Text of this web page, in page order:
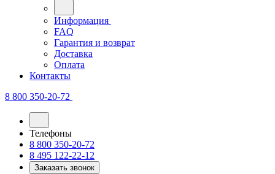
Информация
FAQ
Гарантия и возврат
Доставка
Оплата
Контакты
8 800 350-20-72
Телефоны
8 800 350-20-72
8 495 122-22-12
Заказать звонок